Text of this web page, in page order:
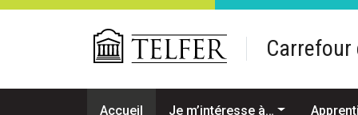
Passer au contenu principal
Carrefour
Accueil Je m’intéresse à…